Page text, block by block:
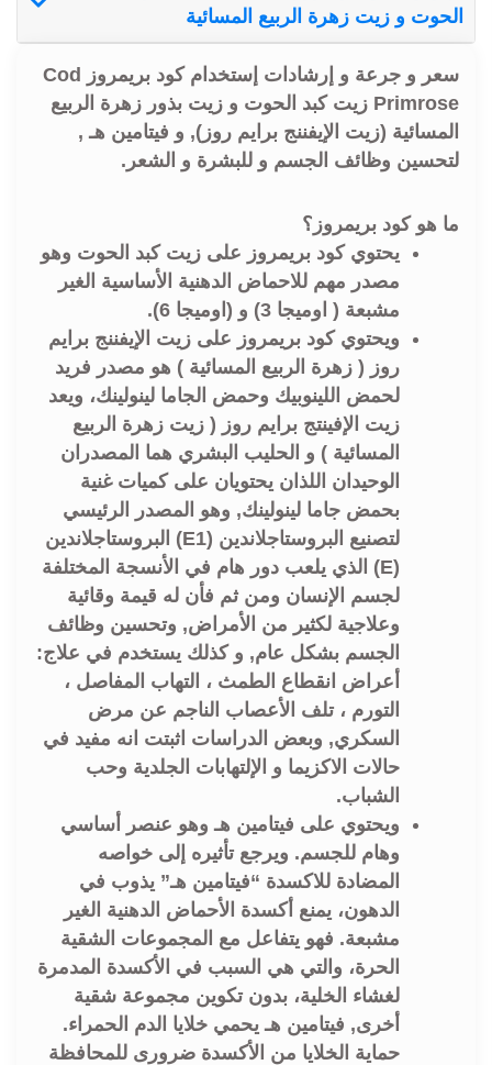
الحوت و زيت زهرة الربيع المسائية
سعر و جرعة و إرشادات إستخدام كود بريمروز Cod
Primrose زيت كبد الحوت و زيت بذور زهرة الربيع
المسائية (زيت الإيفننج برايم روز), و فيتامين هـ ,
لتحسين وظائف الجسم و للبشرة و الشعر.
ما هو كود بريمروز؟
يحتوي كود بريمروز على زيت كبد الحوت وهو
مصدر مهم للاحماض الدهنية الأساسية الغير
مشبعة ( اوميجا 3) و (اوميجا 6).
ويحتوي كود بريمروز على زيت الإيفننج برايم
روز ( زهرة الربيع المسائية ) هو مصدر فريد
لحمض اللينوبيك وحمض الجاما لينولينك، ويعد
زيت الإفينتج برایم روز ( زيت زهرة الربيع
المسائية ) و الحليب البشري هما المصدران
الوحيدان اللذان يحتويان على كميات غنية
بحمض جاما لينولينك, وهو المصدر الرئيسي
لتصنيع البروستاجلاندين (E1) البروستاجلاندين
(E) الذي يلعب دور هام في الأنسجة المختلفة
لجسم الإنسان ومن ثم فأن له قيمة وقائية
وعلاجية لكثير من الأمراض, وتحسين وظائف
الجسم بشكل عام, و كذلك يستخدم في علاج:
أعراض انقطاع الطمث ، التهاب المفاصل ،
التورم ، تلف الأعصاب الناجم عن مرض
السكري, وبعض الدراسات اثبتت انه مفيد في
حالات الاكزيما و الإلتهابات الجلدية وحب
الشباب.
ويحتوي على فيتامين هـ وهو عنصر أساسي
وهام للجسم. ويرجع تأثيره إلى خواصه
المضادة للاكسدة “فيتامين هـ” يذوب في
الدهون، يمنع أكسدة الأحماض الدهنية الغير
مشبعة. فهو يتفاعل مع المجموعات الشقية
الحرة، والتي هي السبب في الأكسدة المدمرة
لغشاء الخلية، بدون تكوين مجموعة شقية
أخرى, فيتامين هـ يحمي خلايا الدم الحمراء.
حماية الخلايا من الأكسدة ضرورى للمحافظة